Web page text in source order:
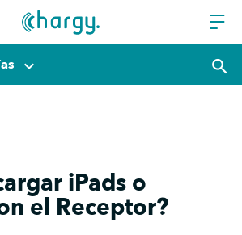
keyboard_arrow_down search
iPads o
el Receptor?